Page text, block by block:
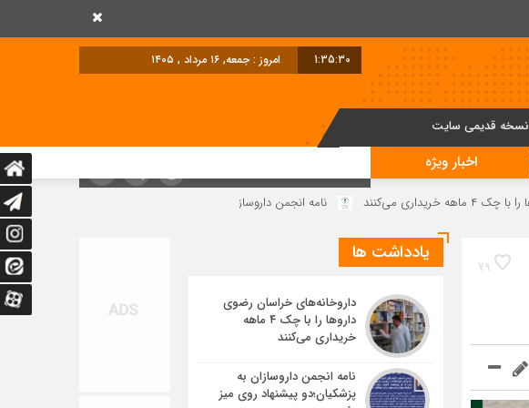
1:35:30 امروز : جمعه, ۱۶ مرداد , ۱۴۰۵
نسخه قدیمی سایت
اخبار ویژه
نامه انجمن داروسازان به پزشکیان؛دو پیشنهاد روی میز رئیس جمهوری
79
یادداشت ها
داروخانه‌های خراسان رضوی
داروها را با چک ۴ ماهه
خریداری می‌کنند
نامه انجمن داروسازان به
پزشکیان؛دو پیشنهاد روی میز